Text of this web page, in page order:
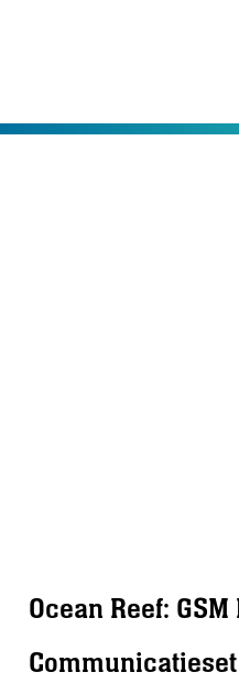
Ocean Reef:
Communicatieset